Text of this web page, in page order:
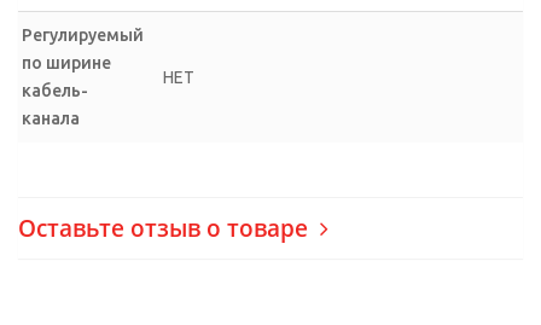
Регулируемый
по ширине
кабель-
канала
НЕТ
Оставьте отзыв о товаре